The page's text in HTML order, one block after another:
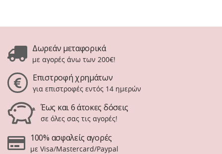
Δωρεάν μεταφορικά
με αγορές άνω των 200€!
Επιστροφή χρημάτων
για επιστροφές εντός 14 ημερών
Έως και 6 άτοκες δόσεις
σε όλες σας τις αγορές!
100% ασφαλείς αγορές
με Visa/Mastercard/Paypal